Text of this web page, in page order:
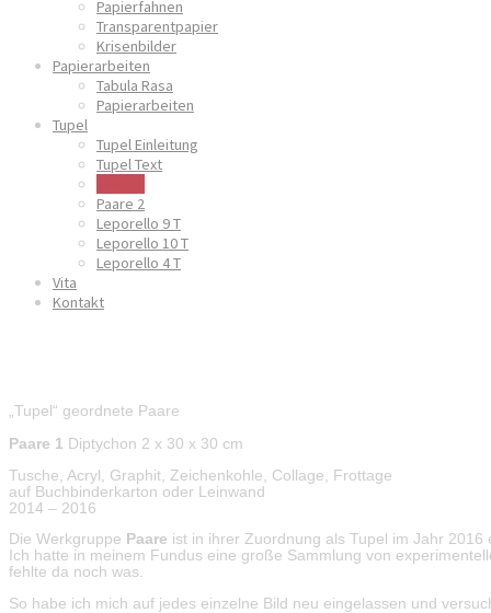
Papierfahnen
Transparentpapier
Krisenbilder
Papierarbeiten
Tabula Rasa
Papierarbeiten
Tupel
Tupel Einleitung
Tupel Text
Paare 2
Leporello 9 T
Leporello 10 T
Leporello 4 T
Vita
Kontakt
„Tupel“ geordnete Paare
Paare 1 Diptychon 2 x 30 x 30 cm
Tusche, Acryl, Graphit, Zeichenkohle, Collage, Frottage
auf Buchbinderkarton oder Leinwand
2014 – 2016
Die Werkgruppe Paare ist in ihrer Zuordnung als Tupel im Jahr
Ich hatte in meinem Fundus eine große Sammlung von
fehlte da noch was.
So habe ich mich auf jedes einzelne Bild neu eingelassen und